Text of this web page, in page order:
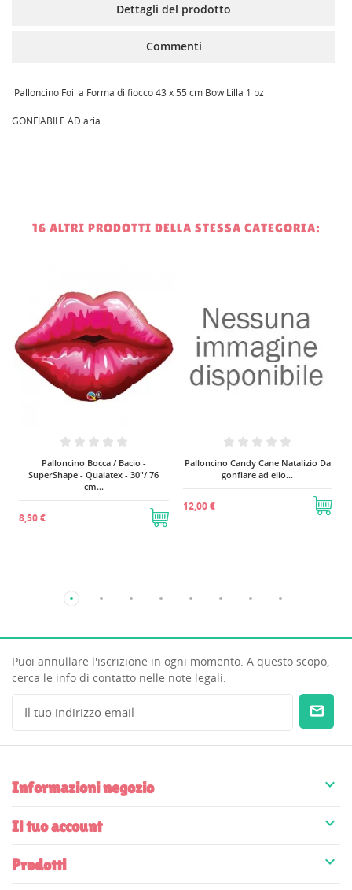
Dettagli del prodotto
Commenti
Palloncino Foil a Forma di fiocco 43 x 55 cm Bow Lilla 1 pz
GONFIABILE AD aria
16 ALTRI PRODOTTI DELLA STESSA CATEGORIA:
Palloncino Candy Cane Natalizio Da
gonfiare ad elio...
Palloncino Compleanno
Geometrico a Piramide - UltraShape
7,10 €
Puoi annullare l'iscrizione in ogni momento. A questo scopo,
cerca le info di contatto nelle note legali.
Informazioni negozio 
Il tuo account 
Prodotti 